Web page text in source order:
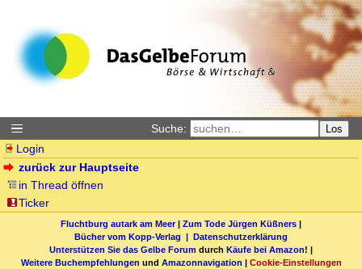
Suche: Los
Login
zurück zur Hauptseite
in Thread öffnen
Ticker
Fluchtburg autark am Meer| Zum Tode Jürgen Küßners |
Bücher vom Kopp-Verlag | Datenschutzerklärung
Unterstützen Sie das Gelbe Forum durch Käufe bei Amazon! |
Weitere Buchempfehlungen und Amazonnavigation | Cookie-Einstellungen